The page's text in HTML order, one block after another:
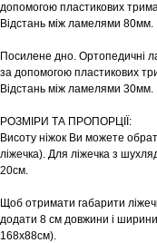
допомогою пластикових
Відстань між ламелями 80мм.
Посилене дно. Ортопедичні
за допомогою пластикових
Відстань між ламелями 30мм.
РОЗМІРИ ТА ПРОПОРЦІЇ:
Висоту ніжок Ви можете
ліжечка). Для ліжечка з
20см.
Щоб отримати габарити
додати 8 см довжини і
168х88см).